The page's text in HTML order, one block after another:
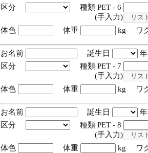
区分
種類 PET - 6
(手入力)
体色
体重 kg ワ
お名前 誕生日
区分
種類 PET - 7
(手入力)
体色
体重 kg ワ
お名前 誕生日
区分
種類 PET - 8
(手入力)
体色
体重 kg ワ